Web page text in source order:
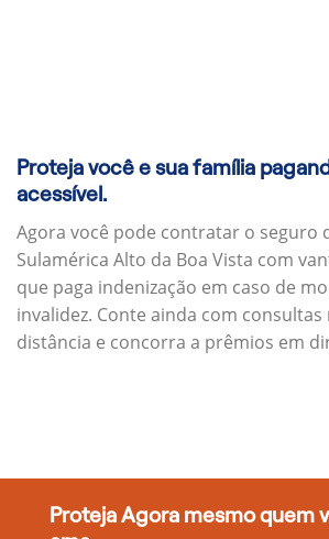
Proteja você e sua família
acessível.
Agora você pode contratar o seguro
Sulamérica Alto da Boa Vista com
que paga indenização em caso de
invalidez. Conte ainda com consultas
distância e concorra a prêmios em
Proteja Agora mesmo quem